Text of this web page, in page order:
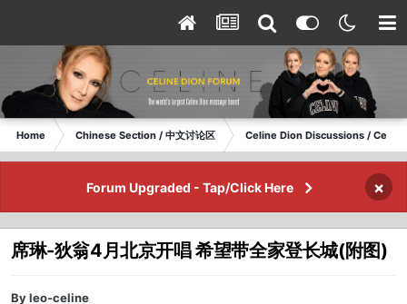
Home Chinese Section / 中文讨论区 Celine Dion Discussions / Celine
Forum Upgraded - Tap/Click Here ×
席琳-狄翁4月北京开唱 希望带全家登长城(附图)
By leo-celine